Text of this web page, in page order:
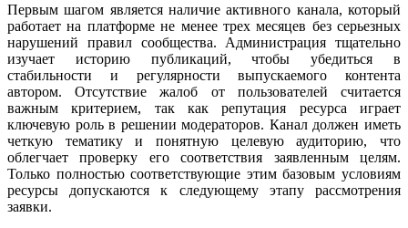
Первым шагом является наличие активного канала, который
работает на платформе не менее трех месяцев без серьезных
нарушений правил сообщества. Администрация тщательно
изучает историю публикаций, чтобы убедиться в
стабильности и регулярности выпускаемого контента
автором. Отсутствие жалоб от пользователей считается
важным критерием, так как репутация ресурса играет
ключевую роль в решении модераторов. Канал должен иметь
четкую тематику и понятную целевую аудиторию, что
облегчает проверку его соответствия заявленным целям.
Только полностью соответствующие этим базовым условиям
ресурсы допускаются к следующему этапу рассмотрения
заявки.